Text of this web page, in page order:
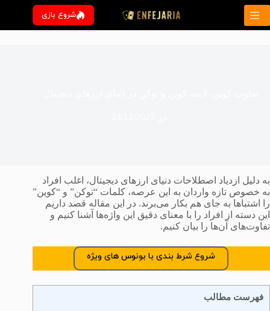
پرش
محتوا
شروع بازی
به دلیل ازدیاد اصطلاحات دنیای ارزهای دیجیتال، اغلب افراد
به خصوص تازه واردان به این عرصه، کلمات “توکن” و “کوین”
را اشتباها به جای هم بکار می‌برند. در این مقاله قصد داریم
این دسته از افراد را با معنای دقیق این واژه‌ها آشنا کنیم و
تفاوت‌های آن‌ها را بیان کنیم.
شروع شرط بندی با بونوس های ویژه
فهرست مطالب